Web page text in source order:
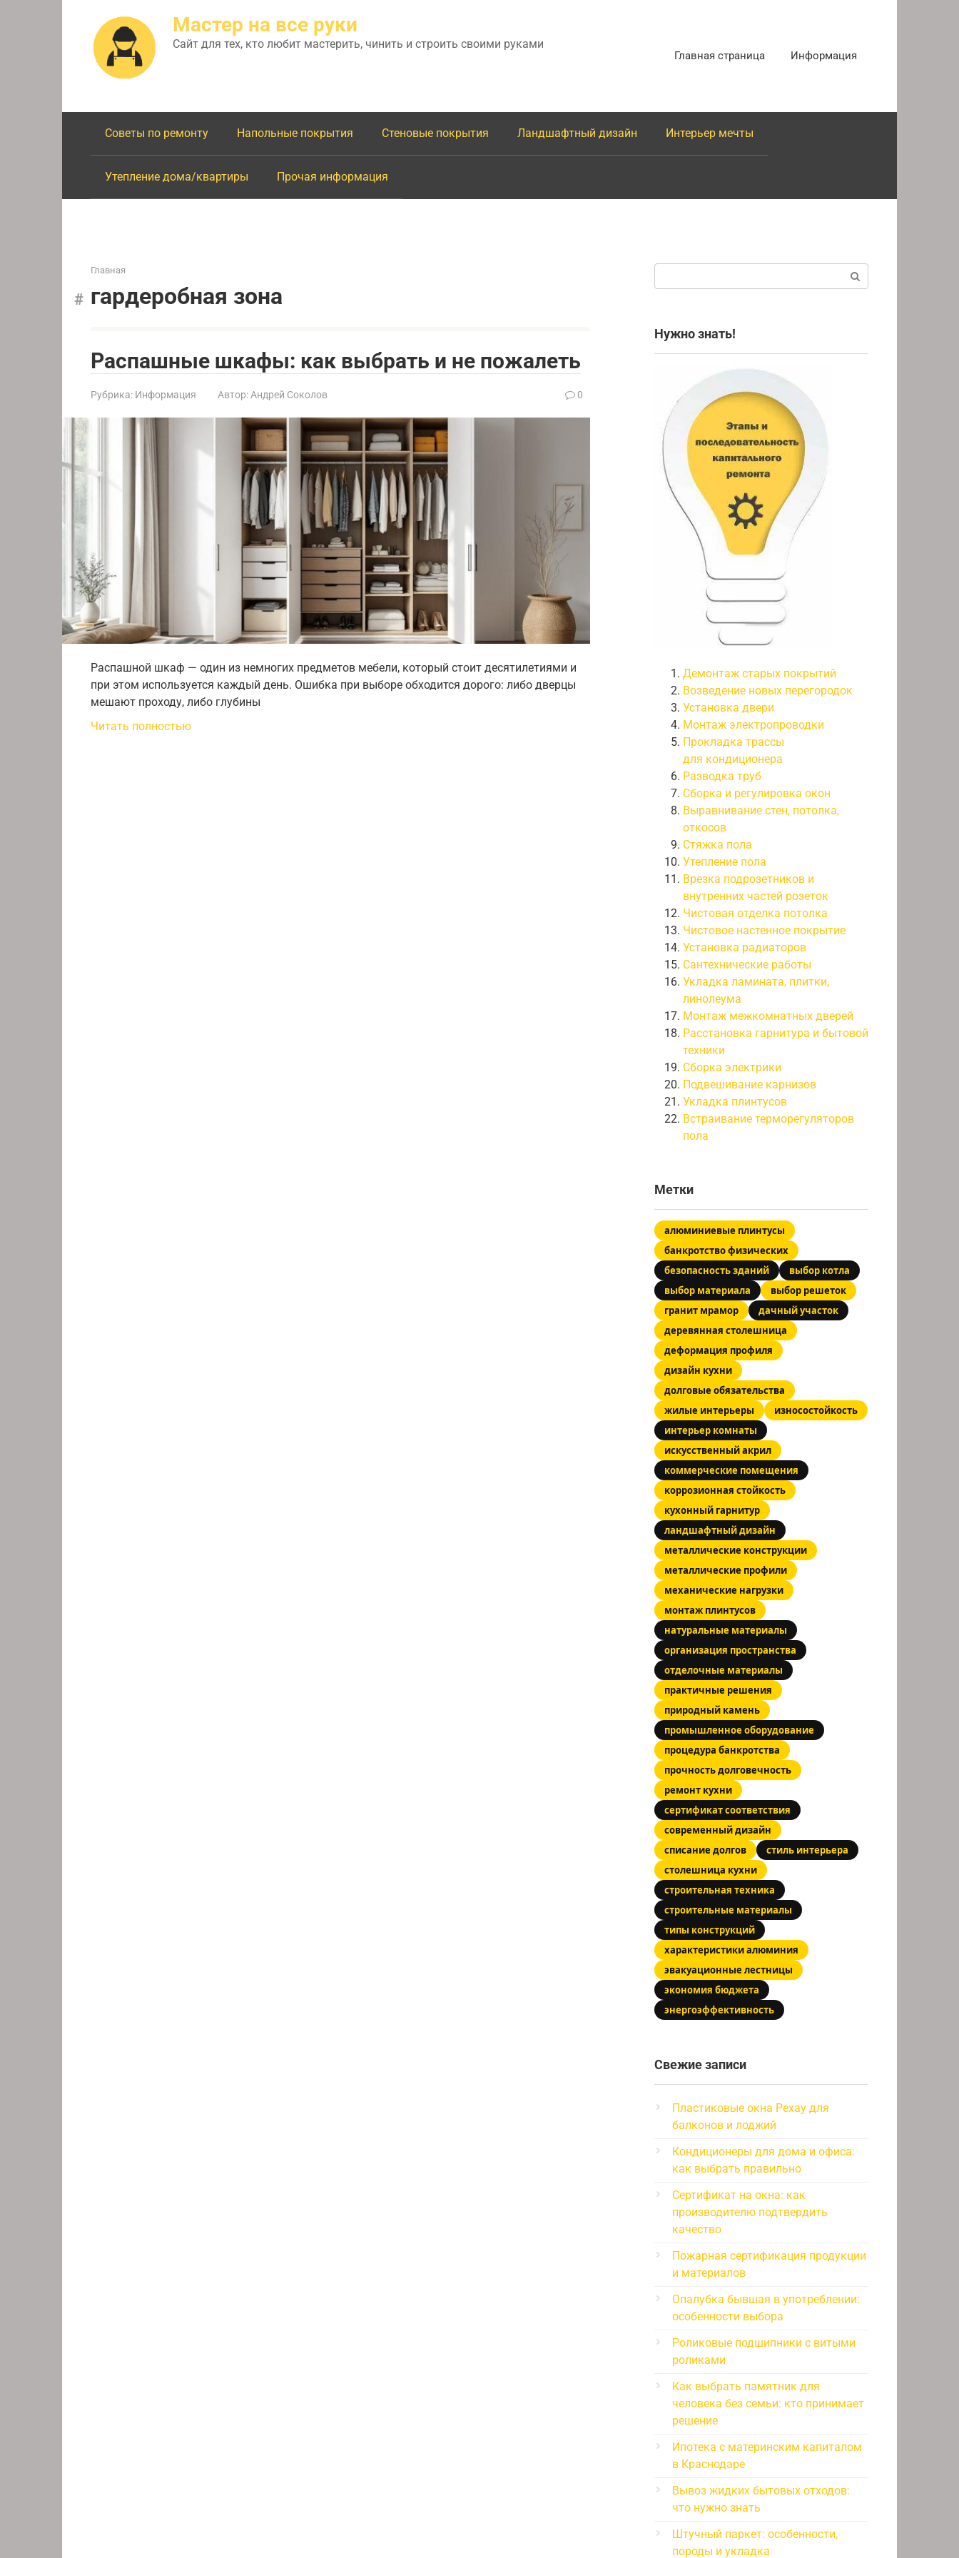
Мастер на все руки
Сайт для тех, кто любит мастерить, чинить и строить своими руками
Главная страница Информация
Советы по ремонту Напольные покрытия Стеновые покрытия Ландшафтный дизайн Интерьер мечты
Утепление дома/квартиры Прочая информация
Главная
гардеробная зона
Распашные шкафы: как выбрать и не пожалеть
Рубрика: Информация Автор: Андрей Соколов 0
Распашной шкаф — один из немногих предметов мебели, который стоит десятилетиями и
при этом используется каждый день. Ошибка при выборе обходится дорого: либо дверцы
мешают проходу, либо глубины
Читать полностью
Нужно знать!
Демонтаж старых покрытий
Возведение новых перегородок
Установка двери
Монтаж электропроводки
Прокладка трассы
для кондиционера
Разводка труб
Сборка и регулировка окон
Выравнивание стен, потолка,
откосов
Стяжка пола
Утепление пола
Врезка подрозетников и
внутренних частей розеток
Чистовая отделка потолка
Чистовое настенное покрытие
Установка радиаторов
Сантехнические работы
Укладка ламината, плитки,
линолеума
Монтаж межкомнатных дверей
Расстановка гарнитура и бытовой
техники
Сборка электрики
Подвешивание карнизов
Укладка плинтусов
Встраивание терморегуляторов
пола
Метки
алюминиевые плинтусы
банкротство физических
безопасность зданий
выбор котла
выбор материала
выбор решеток
гранит мрамор
дачный участок
деревянная столешница
деформация профиля
дизайн кухни
долговые обязательства
жилые интерьеры
износостойкость
интерьер комнаты
искусственный акрил
коммерческие помещения
коррозионная стойкость
кухонный гарнитур
ландшафтный дизайн
металлические конструкции
металлические профили
механические нагрузки
монтаж плинтусов
натуральные материалы
организация пространства
отделочные материалы
практичные решения
природный камень
промышленное оборудование
процедура банкротства
прочность долговечность
ремонт кухни
сертификат соответствия
современный дизайн
списание долгов
стиль интерьера
столешница кухни
строительная техника
строительные материалы
типы конструкций
характеристики алюминия
эвакуационные лестницы
экономия бюджета
энергоэффективность
Свежие записи
Пластиковые окна Рехау для
балконов и лоджий
Кондиционеры для дома и офиса:
как выбрать правильно
Сертификат на окна: как
производителю подтвердить
качество
Пожарная сертификация продукции
и материалов
Опалубка бывшая в употреблении:
особенности выбора
Роликовые подшипники с витыми
роликами
Как выбрать памятник для
человека без семьи: кто принимает
решение
Ипотека с материнским капиталом
в Краснодаре
Вывоз жидких бытовых отходов:
что нужно знать
Штучный паркет: особенности,
породы и укладка